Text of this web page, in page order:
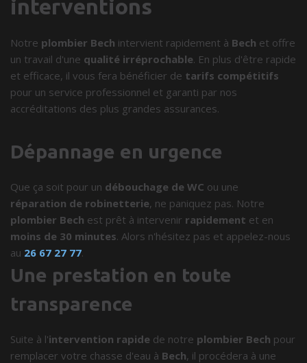
interventions
Notre plombier Bech intervient rapidement à Bech et offre
un travail d'une qualité irréprochable. En plus d'être rapide
et efficace, il vous fera bénéficier de tarifs compétitifs
pour un service professionnel et garanti par nos
accréditations des plus grandes assurances.
Dépannage en urgence
Que ça soit pour un débouchage de WC ou une
réparation de robinetterie, ne paniquez pas. Notre
plombier Bech est prêt à intervenir rapidement et en
moins de 30 minutes. Alors n'hésitez pas et appelez-nous
au 26 67 27 77.
Une prestation en toute
transparence
Suite à l'intervention rapide de notre plombier Bech pour
remplacer votre chasse d'eau à Bech, il procédera à une